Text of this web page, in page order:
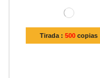
Tirada : 500copias